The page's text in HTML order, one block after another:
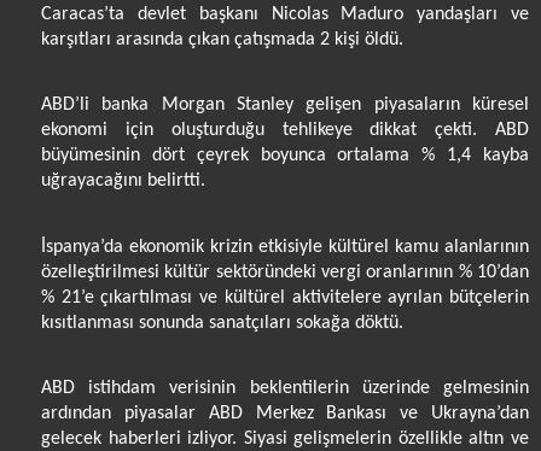
Caracas’ta devlet başkanı Nicolas Maduro yandaşları ve
karşıtları arasında çıkan çatışmada 2 kişi öldü.
ABD’li banka Morgan Stanley gelişen piyasaların küresel
ekonomi için oluşturduğu tehlikeye dikkat çekti. ABD
büyümesinin dört çeyrek boyunca ortalama % 1,4 kayba
uğrayacağını belirtti.
İspanya’da ekonomik krizin etkisiyle kültürel kamu alanlarının
özelleştirilmesi kültür sektöründeki vergi oranlarının % 10’dan
% 21’e çıkartılması ve kültürel aktivitelere ayrılan bütçelerin
kısıtlanması sonunda sanatçıları sokağa döktü.
ABD istihdam verisinin beklentilerin üzerinde gelmesinin
ardından piyasalar ABD Merkez Bankası ve Ukrayna’dan
gelecek haberleri izliyor. Siyasi gelişmelerin özellikle altın ve